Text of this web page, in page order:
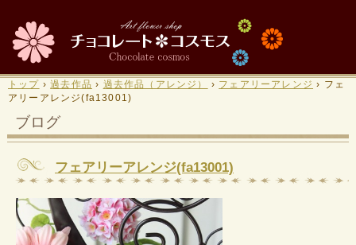
トップ ›過去作品 › 過去作品（アレンジ） › フェアリーアレンジ › フェ
アリーアレンジ(fa13001)
ブログ
フェアリーアレンジ(fa13001)